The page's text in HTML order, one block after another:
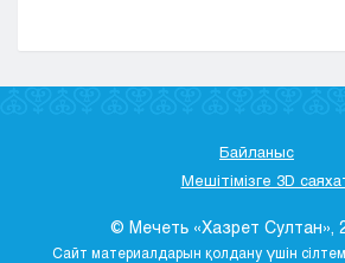
Байланыс
Мешітімізге 3D
© Мечеть «Хазрет Султан»,
Сайт материалдарын қолдану үшін